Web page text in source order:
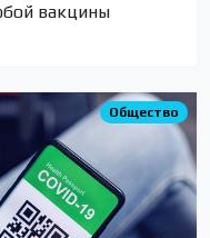
вакцины
Общество